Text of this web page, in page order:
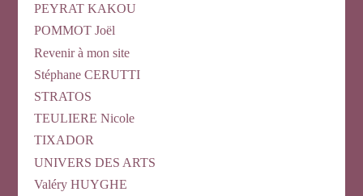
PEYRAT KAKOU
POMMOT Joël
Revenir à mon site
Stéphane CERUTTI
STRATOS
TEULIERE Nicole
TIXADOR
UNIVERS DES ARTS
Valéry HUYGHE